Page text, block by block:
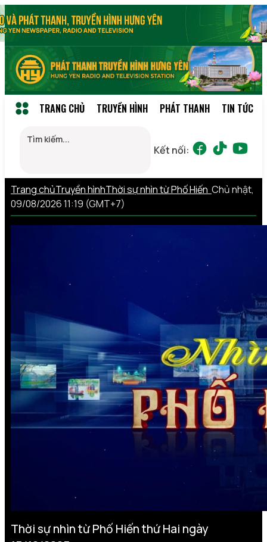
TRANG CHỦ TRUYỀN HÌNH PHÁT THANH TIN TỨC
Kết nối:
Trang chủTruyền hìnhThời sự nhìn từ Phố Hiến Chủ nhật,
09/08/2026 11:19 (GMT+7)
Thời sự nhìn từ Phố Hiến thứ Hai ngày